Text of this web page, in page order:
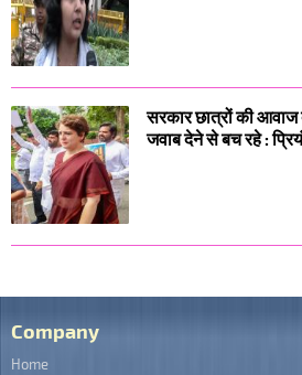
सरकार छात्रों की आवाज
जवाब देने से बच रहे :
Company
Home